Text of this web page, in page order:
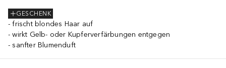
GESCHENK
frischt blondes Haar auf
wirkt Gelb- oder Kupferverfärbungen entgegen
sanfter Blumenduft